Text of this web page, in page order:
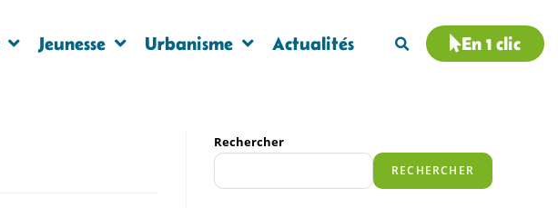
Jeunesse Urbanisme Actualités En 1 clic
Rechercher
RECHERCHER